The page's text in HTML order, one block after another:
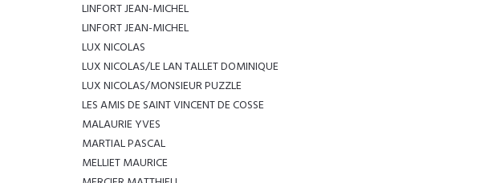
LINFORT JEAN-MICHEL
LINFORT JEAN-MICHEL
LUX NICOLAS
LUX NICOLAS/LE LAN TALLET DOMINIQUE
LUX NICOLAS/MONSIEUR PUZZLE
LES AMIS DE SAINT VINCENT DE COSSE
MALAURIE YVES
MARTIAL PASCAL
MELLIET MAURICE